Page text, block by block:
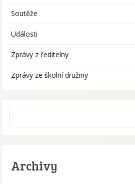
Soutěže
Události
Zprávy z ředitelny
Zprávy ze školní družiny
Archivy